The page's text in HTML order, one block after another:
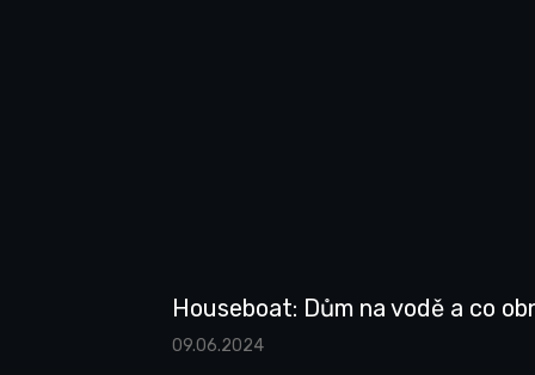
Houseboat: Dům na vodě a co
09.06.2024